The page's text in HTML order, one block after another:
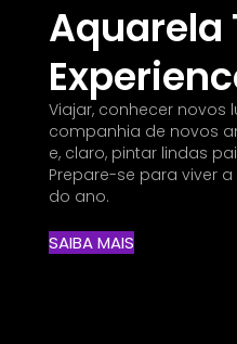
Aquarela
Viajar, conhecer novos
companhia de novos
e, claro, pintar lindas
Prepare-se para viver
do ano.
SAIBA MAIS